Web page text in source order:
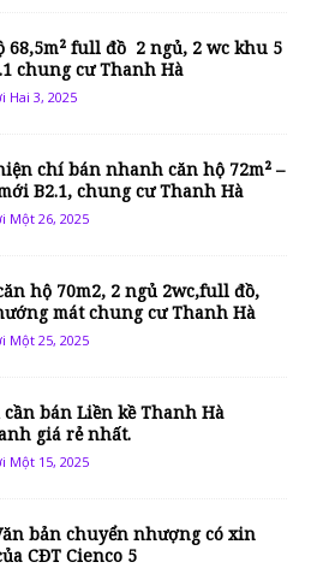
68,5m² full đồ 2 ngủ, 2 wc khu 5
chung cư Thanh Hà
Hai 3, 2025
chí bán nhanh căn hộ 72m² –
B2.1, chung cư Thanh Hà
Một 26, 2025
hộ 70m2, 2 ngủ 2wc,full đồ,
mát chung cư Thanh Hà
Một 25, 2025
bán Liền kề Thanh Hà
giá rẻ nhất.
Một 15, 2025
bản chuyển nhượng có xin
CĐT Cienco 5